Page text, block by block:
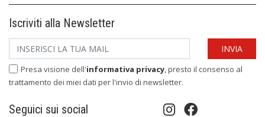
Iscriviti alla Newsletter
Presa visione dell'informativa privacy , presto il consenso al
trattamento dei miei dati per l'invio di newsletter.
Seguici sui social